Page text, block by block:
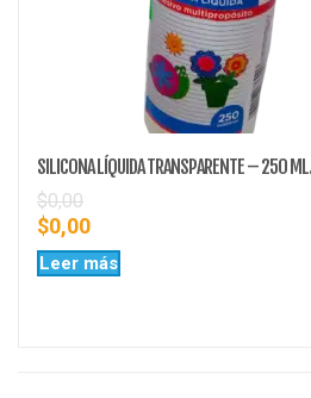
SILICONA LÍQUIDA TRANSPARENTE – 250 ML.
$0,00
$0,00
Leer más